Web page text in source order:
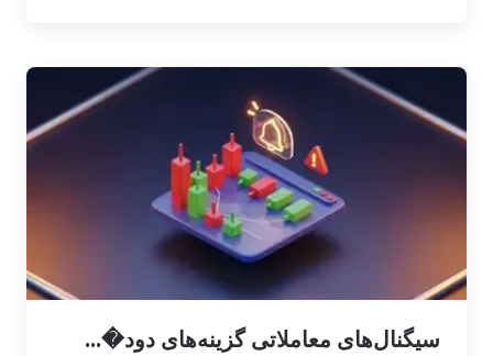
سیگنال‌های معاملاتی گزینه‌های دود�...